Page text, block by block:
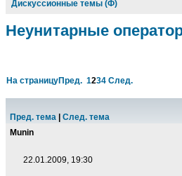
Дискуссионные темы (Ф)
Неунитарные
На страницуПред. 1234 След.
Пред. тема
След. тема
Munin
22.01.2009, 19:30